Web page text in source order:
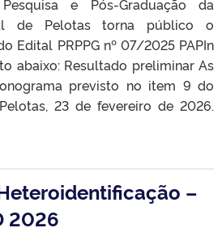
e Pós-Graduação da
de Pelotas torna público o
Edital PRPPG nº 07/2025 PAPIn
abaixo: Resultado preliminar As
previsto no item 9 do
23 de fevereiro de 2026.
–
2026